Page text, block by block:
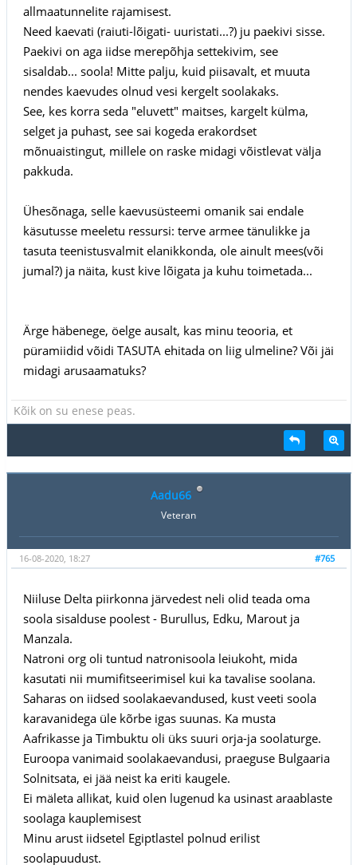
allmaatunnelite rajamisest.
Need kaevati (raiuti-lõigati- uuristati...?) ju paekivi sisse.
Paekivi on aga iidse merepõhja settekivim, see
sisaldab... soola! Mitte palju, kuid piisavalt, et muuta
nendes kaevudes olnud vesi kergelt soolakaks.
See, kes korra seda "eluvett" maitses, kargelt külma,
selget ja puhast, see sai kogeda erakordset
mõnuaistingut, millele on raske midagi võistlevat välja
pakkuda.
Ühesõnaga, selle kaevusüsteemi omanik sai endale
käsutusse meeletu ressursi: terve armee tänulikke ja
tasuta teenistusvalmit elanikkonda, ole ainult mees(või
jumal?) ja näita, kust kive lõigata ja kuhu toimetada...
Ärge häbenege, öelge ausalt, kas minu teooria, et
püramiidid võidi TASUTA ehitada on liig ulmeline? Või jäi
midagi arusaamatuks?
Kõik on su enese peas.
Aadu66
Veteran
#765
16-08-2020, 18:27
Niiluse Delta piirkonna järvedest neli olid teada oma
soola sisalduse poolest - Burullus, Edku, Marout ja
Manzala.
Natroni org oli tuntud natronisoola leiukoht, mida
kasutati nii mumifitseerimisel kui ka tavalise soolana.
Saharas on iidsed soolakaevandused, kust veeti soola
karavanidega üle kõrbe igas suunas. Ka musta
Aafrikasse ja Timbuktu oli üks suuri orja-ja soolaturge.
Euroopa vanimaid soolakaevandusi, praeguse Bulgaaria
Solnitsata, ei jää neist ka eriti kaugele.
Ei mäleta allikat, kuid olen lugenud ka usinast araablaste
soolaga kauplemisest
Minu arust iidsetel Egiptlastel polnud erilist
soolapuudust.